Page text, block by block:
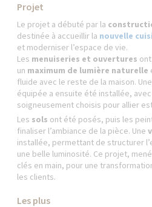
Projet
Le projet a débuté par la
destinée à accueillir la nouvelle
et moderniser l’espace de vie.
Les menuiseries et ouvertures
un maximum de lumière naturelle
fluide avec le reste de la maison.
équipée a ensuite été installée,
soigneusement choisis pour allier
Les sols ont été posés, puis les
finaliser l’ambiance de la pièce. Une
installée, permettant de structurer
une belle luminosité. Ce projet,
clés en main, pour une
les clients.
Les plus